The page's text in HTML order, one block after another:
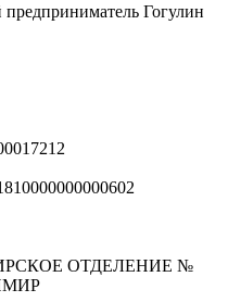
Гогулин
ОТДЕЛЕНИЕ №